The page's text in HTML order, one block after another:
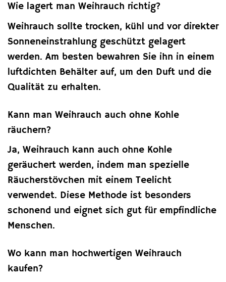
Wie lagert man Weihrauch richtig?
Weihrauch sollte trocken, kühl und vor direkter
Sonneneinstrahlung geschützt gelagert
werden. Am besten bewahren Sie ihn in einem
luftdichten Behälter auf, um den Duft und die
Qualität zu erhalten.
Kann man Weihrauch auch ohne Kohle
räuchern?
Ja, Weihrauch kann auch ohne Kohle
geräuchert werden, indem man spezielle
Räucherstövchen mit einem Teelicht
verwendet. Diese Methode ist besonders
schonend und eignet sich gut für empfindliche
Menschen.
Wo kann man hochwertigen Weihrauch
kaufen?